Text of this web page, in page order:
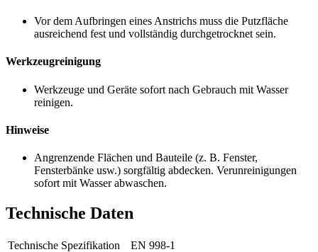
Vor dem Aufbringen eines Anstrichs muss die Putzfläche
ausreichend fest und vollständig durchgetrocknet sein.
Werkzeugreinigung
Werkzeuge und Geräte sofort nach Gebrauch mit Wasser
reinigen.
Hinweise
Angrenzende Flächen und Bauteile (z. B. Fenster,
Fensterbänke usw.) sorgfältig abdecken. Verunreinigungen
sofort mit Wasser abwaschen.
Technische Daten
Technische Spezifikation
EN 998-1